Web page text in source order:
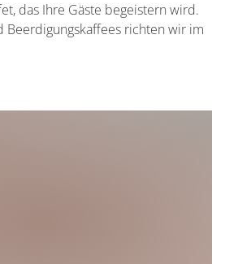
das Ihre Gäste begeistern wird.
Beerdigungskaffees richten wir im